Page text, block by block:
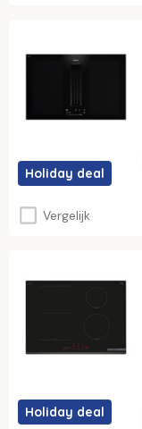
Holiday deal
Vergelijk
Holiday deal